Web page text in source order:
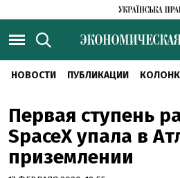
НОВОСТИ ПУБЛИКАЦИИ
Первая ступень
SpaceX упала в
приземлении